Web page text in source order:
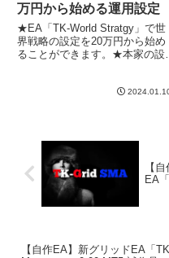
万円から始める運用設定
★EA「TK-World Stratgy」で世
界戦略の設定を20万円から始め
ることができます。★本家の設
貨ペアからの運用設定を紹介し
【
EA
【自作EA】新グリッドEA「